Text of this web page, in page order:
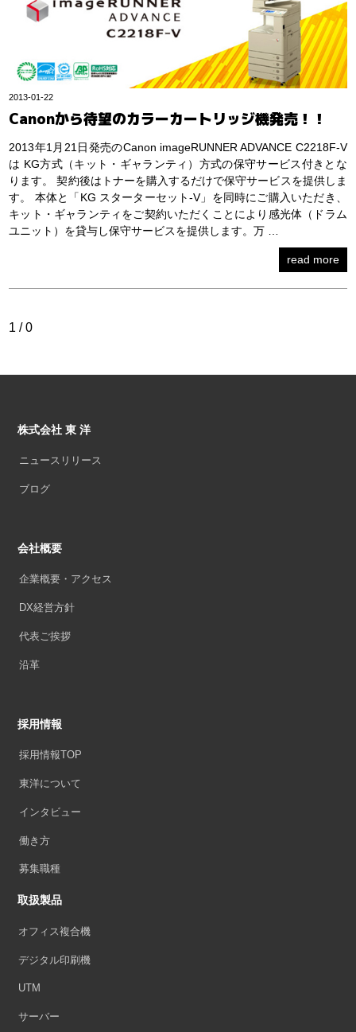
2013-01-22
Canonから待望のカラーカートリッジ機発売！！
2013年1月21日発売のCanon imageRUNNER ADVANCE C2218F-V
は KG方式（キット・ギャランティ）方式の保守サービス付きとな
ります。 契約後はトナーを購入するだけで保守サービスを提供しま
す。 本体と「KG スターターセット-V」を同時にご購入いただき、
キット・ギャランティをご契約いただくことにより感光体（ドラム
ユニット）を貸与し保守サービスを提供します。万 …
read more
1 / 0
株式会社 東 洋
ニュースリリース
ブログ
会社概要
企業概要・アクセス
DX経営方針
代表ご挨拶
沿革
採用情報
採用情報TOP
東洋について
インタビュー
働き方
募集職種
取扱製品
オフィス複合機
デジタル印刷機
UTM
サーバー